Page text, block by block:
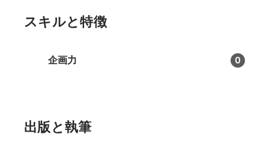
スキルと特徴
企画力 0
出版と執筆